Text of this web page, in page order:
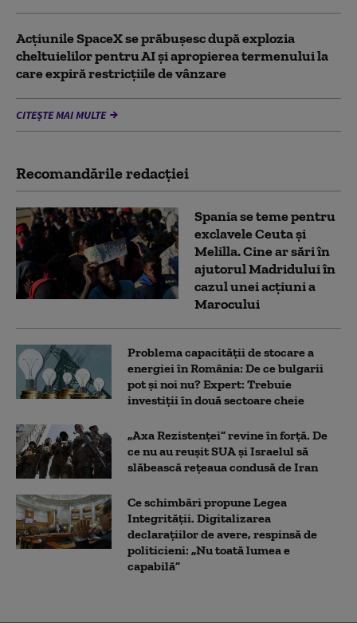
Acţiunile SpaceX se prăbuşesc după explozia
cheltuielilor pentru AI şi apropierea termenului la
care expiră restricţiile de vânzare
CITEȘTE MAI MULTE
Recomandările redacţiei
Spania se teme pentru
exclavele Ceuta și
Melilla. Cine ar sări în
ajutorul Madridului în
cazul unei acțiuni a
Marocului
Problema capacității de stocare a
energiei în România: De ce bulgarii
pot și noi nu? Expert: Trebuie
investiții în două sectoare cheie
„Axa Rezistenței” revine în forță. De
ce nu au reușit SUA și Israelul să
slăbească rețeaua condusă de Iran
Ce schimbări propune Legea
Integrității. Digitalizarea
declarațiilor de avere, respinsă de
politicieni: „Nu toată lumea e
capabilă”